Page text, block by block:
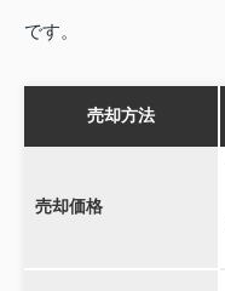
です。
売却方法
売却価格